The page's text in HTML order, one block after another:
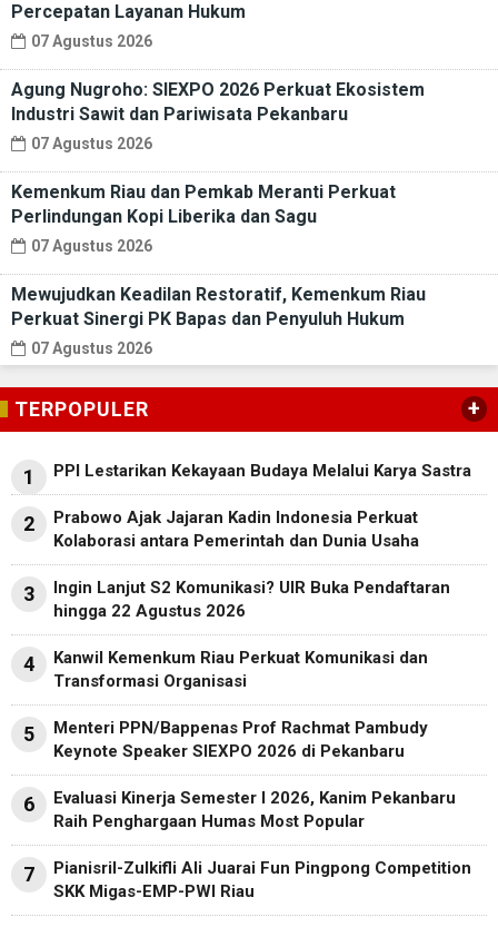
Percepatan Layanan Hukum
07 Agustus 2026
Agung Nugroho: SIEXPO 2026 Perkuat Ekosistem
Industri Sawit dan Pariwisata Pekanbaru
07 Agustus 2026
Kemenkum Riau dan Pemkab Meranti Perkuat
Perlindungan Kopi Liberika dan Sagu
07 Agustus 2026
Mewujudkan Keadilan Restoratif, Kemenkum Riau
Perkuat Sinergi PK Bapas dan Penyuluh Hukum
07 Agustus 2026
TERPOPULER +
1 PPI Lestarikan Kekayaan Budaya Melalui Karya Sastra
2
Prabowo Ajak Jajaran Kadin Indonesia Perkuat
Kolaborasi antara Pemerintah dan Dunia Usaha
3
Ingin Lanjut S2 Komunikasi? UIR Buka Pendaftaran
hingga 22 Agustus 2026
4
Kanwil Kemenkum Riau Perkuat Komunikasi dan
Transformasi Organisasi
5
Menteri PPN/Bappenas Prof Rachmat Pambudy
Keynote Speaker SIEXPO 2026 di Pekanbaru
6
Evaluasi Kinerja Semester I 2026, Kanim Pekanbaru
Raih Penghargaan Humas Most Popular
7
Pianisril-Zulkifli Ali Juarai Fun Pingpong Competition
SKK Migas-EMP-PWI Riau